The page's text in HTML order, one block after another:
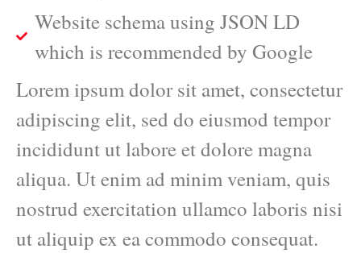
Website schema using JSON LD
which is recommended by Google
Lorem ipsum dolor sit amet, consectetur
adipiscing elit, sed do eiusmod tempor
incididunt ut labore et dolore magna
aliqua. Ut enim ad minim veniam, quis
nostrud exercitation ullamco laboris nisi
ut aliquip ex ea commodo consequat.